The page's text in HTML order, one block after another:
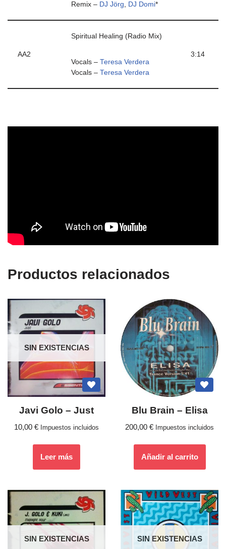
Remix – DJ Jörg, DJ Domi*
AA2
Spiritual Healing (Radio Mix)
Vocals – Teresa Verdera
Vocals – Teresa Verdera
3:14
Productos relacionados
SIN EXISTENCIAS
Javi Golo – Just
10,00 € Impuestos incluidos
Leer más
Blu Brain – Elisa
200,00 € Impuestos incluidos
Añadir al carrito
SIN EXISTENCIAS SIN EXISTENCIAS